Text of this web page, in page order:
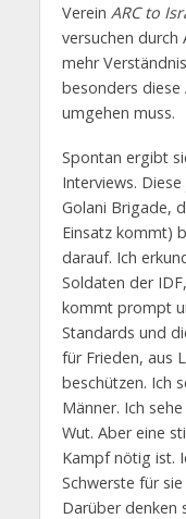
Verein ARC to
versuchen durch
mehr
besonders
umgehen muss.
Spontan ergibt
Interviews.
Golani Brigade,
Einsatz kommt)
darauf. Ich
Soldaten der
kommt prompt
Standards und
für Frieden, aus
beschützen. Ich
Männer. Ich
Wut. Aber eine
Kampf nötig ist.
Schwerste für
Darüber denken